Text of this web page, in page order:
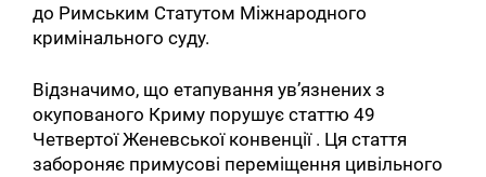
до Римським Статутом Міжнародного
кримінального суду.
Відзначимо, що етапування ув’язнених з
окупованого Криму порушує статтю 49
Четвертої Женевської конвенції . Ця стаття
забороняє примусові переміщення цивільного